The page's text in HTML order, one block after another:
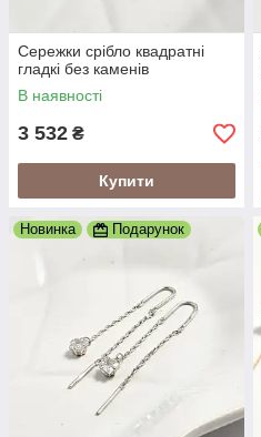
Сережки срібло квадратні
гладкі без каменів
В наявності
3 532 ₴
Купити
Новинка Подарунок